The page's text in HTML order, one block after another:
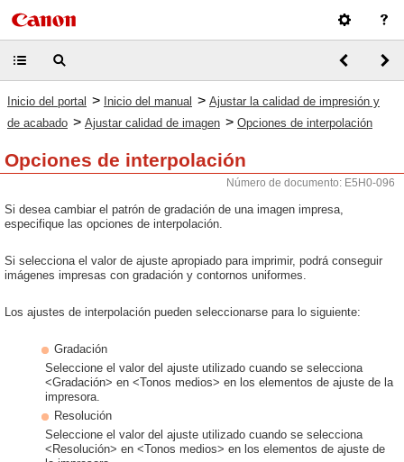
Inicio del portal > Inicio del manual > Ajustar la calidad de impresión y
de acabado > Ajustar calidad de imagen > Opciones de interpolación
Opciones de interpolación
Número de documento: E5H0-096
Si desea cambiar el patrón de gradación de una imagen impresa,
especifique las opciones de interpolación.
Si selecciona el valor de ajuste apropiado para imprimir, podrá conseguir
imágenes impresas con gradación y contornos uniformes.
Los ajustes de interpolación pueden seleccionarse para lo siguiente:
Gradación
Seleccione el valor del ajuste utilizado cuando se selecciona
<Gradación> en <Tonos medios> en los elementos de ajuste de la
impresora.
Resolución
Seleccione el valor del ajuste utilizado cuando se selecciona
<Resolución> en <Tonos medios> en los elementos de ajuste de